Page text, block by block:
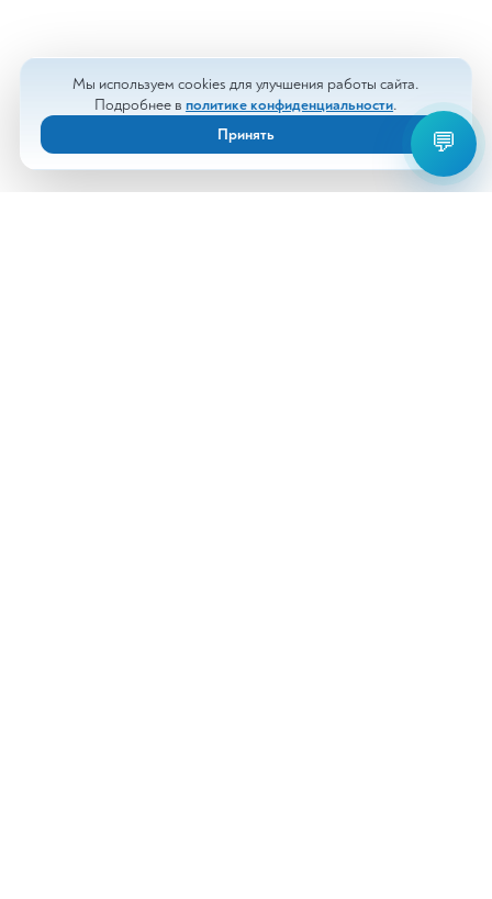
Мы используем cookies для улучшения работы сайта.
Подробнее в политике конфиденциальности.
Принять
💬